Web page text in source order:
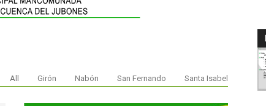
All Girón Nabón San Fernando Santa Isabel